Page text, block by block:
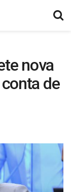
nova
de